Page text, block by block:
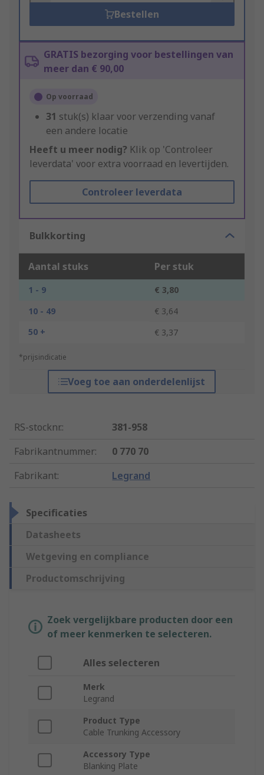
Bestellen
GRATIS bezorging voor bestellingen van
meer dan € 90,00
Op voorraad
31 stuk(s) klaar voor verzending vanaf
een andere locatie
Heeft u meer nodig? Klik op 'Controleer
leverdata' voor extra voorraad en levertijden.
Controleer leverdata
Bulkkorting
Aantal stuks Per stuk
1 - 9
€ 3,80
10 - 49
€ 3,64
50 +
€ 3,37
*prijsindicatie
Voeg toe aan onderdelenlijst
RS-stocknr.:
381-958
Fabrikantnummer:
0 770 70
Fabrikant: Legrand
Specificaties
Datasheets
Wetgeving en compliance
Productomschrijving
Zoek vergelijkbare producten door een
of meer kenmerken te selecteren.
Alles selecteren
Merk
Legrand
Product Type
Cable Trunking Accessory
Accessory Type
Blanking Plate